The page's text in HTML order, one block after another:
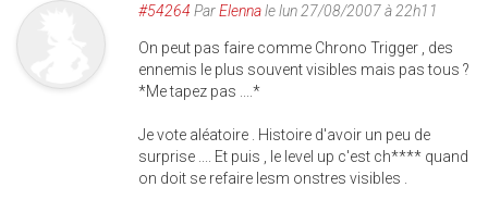
#54264 ParElennale lun 27/08/2007 à 22h11
On peut pas faire comme Chrono Trigger , des
ennemis le plus souvent visibles mais pas tous ?
*Me tapez pas ....*
Je vote aléatoire . Histoire d'avoir un peu de
surprise .... Et puis , le level up c'est ch**** quand
on doit se refaire lesm onstres visibles .